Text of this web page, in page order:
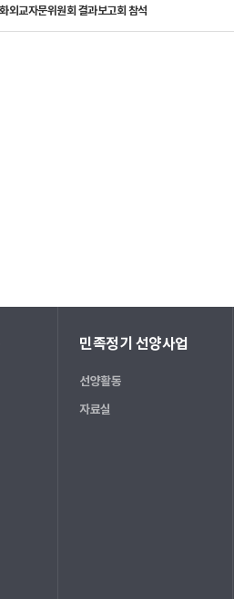
외교자문위원회 결과보고회 참석
민족정기 선양사업
선양활동
자료실